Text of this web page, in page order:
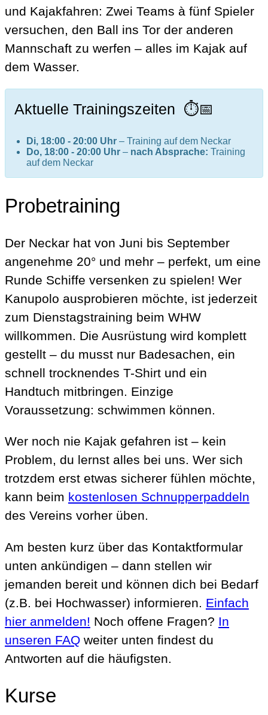
und Kajakfahren: Zwei Teams à fünf Spieler
versuchen, den Ball ins Tor der anderen
Mannschaft zu werfen – alles im Kajak auf
dem Wasser.
Aktuelle Trainingszeiten ⏱️📅
Di, 18:00 - 20:00 Uhr – Training auf dem Neckar
Do, 18:00 - 20:00 Uhr – nach Absprache: Training
auf dem Neckar
Probetraining
Der Neckar hat von Juni bis September
angenehme 20° und mehr – perfekt, um eine
Runde Schiffe versenken zu spielen! Wer
Kanupolo ausprobieren möchte, ist jederzeit
zum Dienstagstraining beim WHW
willkommen. Die Ausrüstung wird komplett
gestellt – du musst nur Badesachen, ein
schnell trocknendes T-Shirt und ein
Handtuch mitbringen. Einzige
Voraussetzung: schwimmen können.
Wer noch nie Kajak gefahren ist – kein
Problem, du lernst alles bei uns. Wer sich
trotzdem erst etwas sicherer fühlen möchte,
kann beim kostenlosen Schnupperpaddeln
des Vereins vorher üben.
Am besten kurz über das Kontaktformular
unten ankündigen – dann stellen wir
jemanden bereit und können dich bei Bedarf
(z.B. bei Hochwasser) informieren. Einfach
hier anmelden! Noch offene Fragen? In
unseren FAQ weiter unten findest du
Antworten auf die häufigsten.
Kurse